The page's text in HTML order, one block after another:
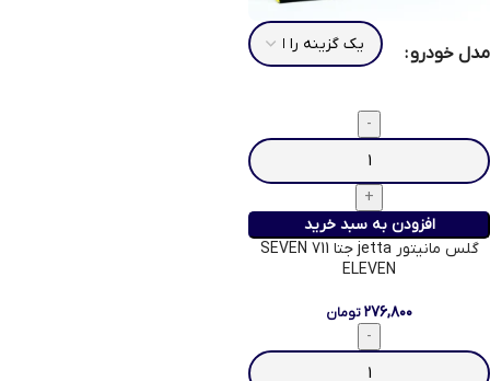
مدل خودرو
افزودن به سبد خرید
گلس مانیتور jetta جتا 711 SEVEN
ELEVEN
۲۷۶,۸۰۰تومان